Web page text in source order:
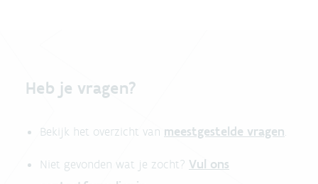
Heb je vragen?
Bekijk het overzicht van meestgestelde vragen.
Niet gevonden wat je zocht? Vul ons